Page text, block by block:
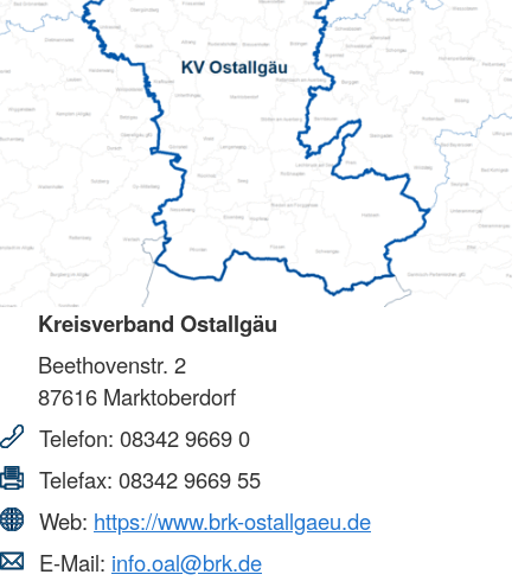
Kreisverband Ostallgäu
Beethovenstr. 2
87616 Marktoberdorf
Telefon: 08342 9669 0
Telefax: 08342 9669 55
Web: https://www.brk-ostallgaeu.de
E-Mail: info.oal@brk.de